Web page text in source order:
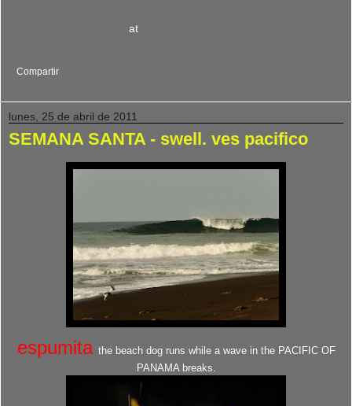
at
Compartir
lunes, 25 de abril de 2011
SEMANA SANTA - swell. ves pacifico
espumita the beach dog runs while a wave in the PACIFIC OF
PANAMA breaks.